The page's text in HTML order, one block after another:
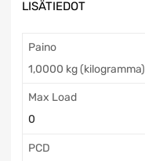
LISÄTIEDOT
Paino
1,0000 kg (kilogramma)
Max Load
0
PCD